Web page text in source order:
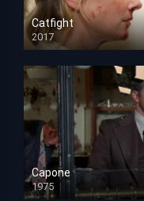
Catfight
2017
HD 720p
Capone
1975
HD 1080p